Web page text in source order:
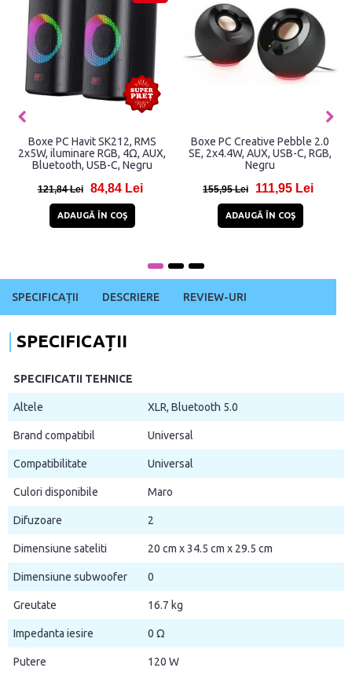
Boxe PC Creative Pebble 2.0
V2, 2x4W, AUX, USB-C, Negru
149,97 Lei 114,97 Lei
ADAUGĂ ÎN COŞ
Boxe PC Creative Pebble 2.0
X, 2x30W, AUX, USB-C, RGB,
Bluetooth 5.3, Negru
520,97 Lei 418,97 Lei
ADAUGĂ ÎN COŞ
SPECIFICAȚII DESCRIERE REVIEW-URI
SPECIFICAȚII
SPECIFICATII TEHNICE
Altele XLR, Bluetooth 5.0
Brand compatibil Universal
Compatibilitate Universal
Culori disponibile Maro
Difuzoare 2
Dimensiune sateliti 20 cm x 34.5 cm x 29.5 cm
Dimensiune subwoofer 0
Greutate 16.7 kg
Impedanta iesire 0 Ω
Putere 120 W